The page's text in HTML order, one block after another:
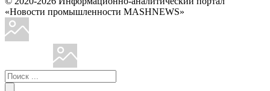
«Новости промышленности MASHNEWS»